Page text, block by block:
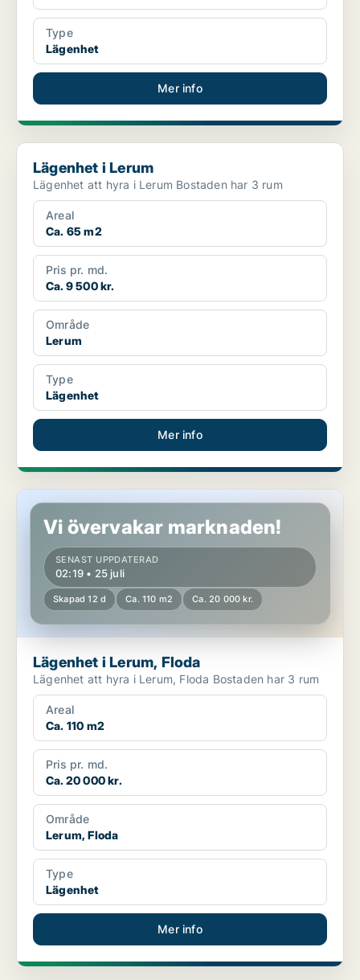
Type
Lägenhet
Mer info
Lägenhet i Lerum
Lägenhet i Lerum
Lägenhet att hyra i Lerum Bostaden har 3 rum
Areal
Ca. 65 m2
Pris pr. md.
Ca. 9 500 kr.
Område
Lerum
Type
Lägenhet
Mer info
Lägenhet i Lerum, Floda
Vi övervakar marknaden!
SENAST UPPDATERAD
02:19 • 25 juli
Skapad 12 d Ca. 110 m2 Ca. 20 000 kr.
Lägenhet i Lerum, Floda
Lägenhet att hyra i Lerum, Floda Bostaden har 3 rum
Areal
Ca. 110 m2
Pris pr. md.
Ca. 20 000 kr.
Område
Lerum, Floda
Type
Lägenhet
Mer info